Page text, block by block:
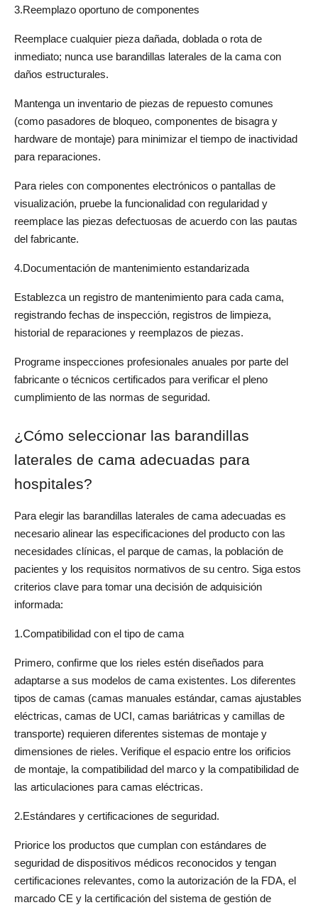
3.Reemplazo oportuno de componentes
Reemplace cualquier pieza dañada, doblada o rota de
inmediato; nunca use barandillas laterales de la cama con
daños estructurales.
Mantenga un inventario de piezas de repuesto comunes
(como pasadores de bloqueo, componentes de bisagra y
hardware de montaje) para minimizar el tiempo de inactividad
para reparaciones.
Para rieles con componentes electrónicos o pantallas de
visualización, pruebe la funcionalidad con regularidad y
reemplace las piezas defectuosas de acuerdo con las pautas
del fabricante.
4.Documentación de mantenimiento estandarizada
Establezca un registro de mantenimiento para cada cama,
registrando fechas de inspección, registros de limpieza,
historial de reparaciones y reemplazos de piezas.
Programe inspecciones profesionales anuales por parte del
fabricante o técnicos certificados para verificar el pleno
cumplimiento de las normas de seguridad.
¿Cómo seleccionar las barandillas
laterales de cama adecuadas para
hospitales?
Para elegir las barandillas laterales de cama adecuadas es
necesario alinear las especificaciones del producto con las
necesidades clínicas, el parque de camas, la población de
pacientes y los requisitos normativos de su centro. Siga estos
criterios clave para tomar una decisión de adquisición
informada:
1.Compatibilidad con el tipo de cama
Primero, confirme que los rieles estén diseñados para
adaptarse a sus modelos de cama existentes. Los diferentes
tipos de camas (camas manuales estándar, camas ajustables
eléctricas, camas de UCI, camas bariátricas y camillas de
transporte) requieren diferentes sistemas de montaje y
dimensiones de rieles. Verifique el espacio entre los orificios
de montaje, la compatibilidad del marco y la compatibilidad de
las articulaciones para camas eléctricas.
2.Estándares y certificaciones de seguridad.
Priorice los productos que cumplan con estándares de
seguridad de dispositivos médicos reconocidos y tengan
certificaciones relevantes, como la autorización de la FDA, el
marcado CE y la certificación del sistema de gestión de